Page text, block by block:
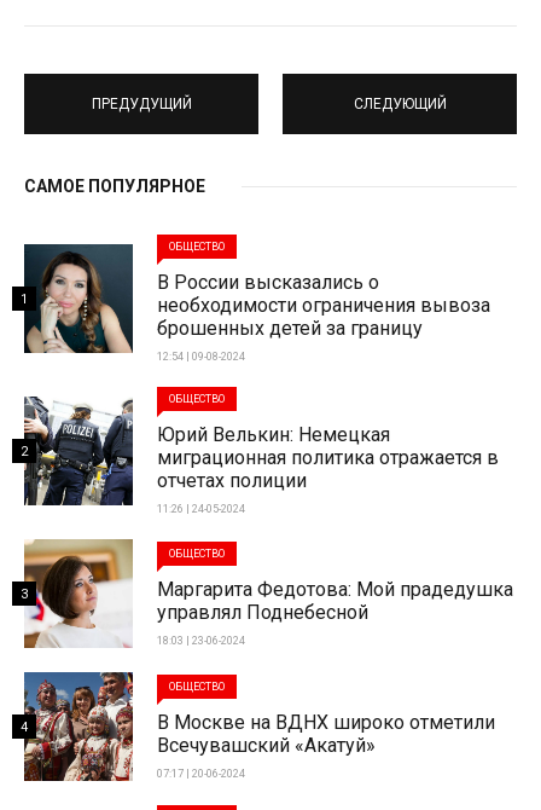
ПРЕДУДУЩИЙ СЛЕДУЮЩИЙ
САМОЕ ПОПУЛЯРНОЕ
ОБЩЕСТВО
В России высказались о
необходимости ограничения вывоза
брошенных детей за границу
12:54 | 09-08-2024
1
ОБЩЕСТВО
Юрий Велькин: Немецкая
миграционная политика отражается в
отчетах полиции
11:26 | 24-05-2024
2
ОБЩЕСТВО
Маргарита Федотова: Мой прадедушка
управлял Поднебесной
18:03 | 23-06-2024
3
ОБЩЕСТВО
В Москве на ВДНХ широко отметили
Всечувашский «Акатуй»
07:17 | 20-06-2024
4